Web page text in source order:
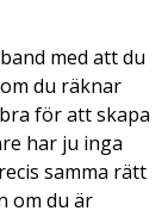
med att du
du räknar
för att skapa
har ju inga
samma rätt
om du är